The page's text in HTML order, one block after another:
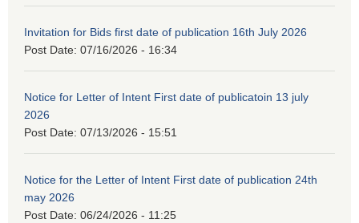
Invitation for Bids first date of publication 16th July 2026
Post Date: 07/16/2026 - 16:34
Notice for Letter of Intent First date of publicatoin 13 july
2026
Post Date: 07/13/2026 - 15:51
Notice for the Letter of Intent First date of publication 24th
may 2026
Post Date: 06/24/2026 - 11:25